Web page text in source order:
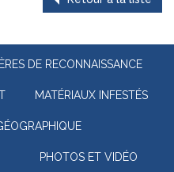
DE RECONNAISSANCE
MATÉRIAUX INFESTÉS
PHOTOS ET VIDÉO